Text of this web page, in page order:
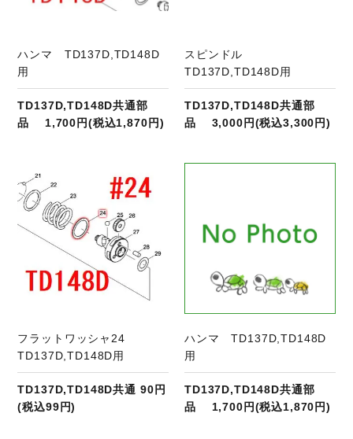
ハンマ TD137D,TD148D
用
TD137D,TD148D共通部
品 1,700円(税込1,870円)
スピンドル
TD137D,TD148D用
TD137D,TD148D共通部
品 3,000円(税込3,300円)
フラットワッシャ24
TD137D,TD148D用
TD137D,TD148D共通 90円
(税込99円)
ハンマ TD137D,TD148D
用
TD137D,TD148D共通部
品 1,700円(税込1,870円)